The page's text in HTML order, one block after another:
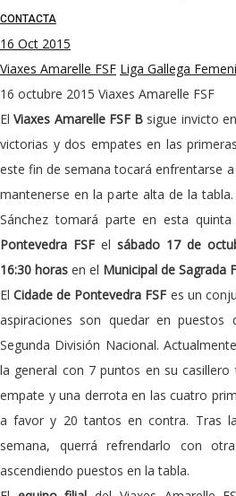
CONTACTA
16 Oct 2015
Viaxes Amarelle FSF Liga Gallega
16 octubre 2015 Viaxes Amarelle FSF
ElViaxes Amarelle FSF B sigue invicto
victorias y dos empates en las
este fin de semana tocará enfrentarse
mantenerse en la parte alta de la
Sánchez tomará parte en esta
Pontevedra FSF el sábado 17 de
16:30 horas en el Municipal de Sagrada
ElCidade de Pontevedra FSF es un
aspiraciones son quedar en puestos
Segunda División Nacional.
la general con 7 puntos en su
empate y una derrota en las cuatro
a favor y 20 tantos en contra. Tras
semana, querrá refrendarlo con
ascendiendo puestos en la tabla.